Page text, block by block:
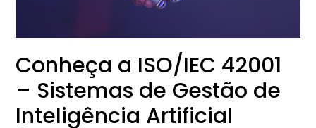
Conheça a ISO/IEC 42001
– Sistemas de Gestão de
Inteligência Artificial
Inteligência
Artificial
(SGIA)